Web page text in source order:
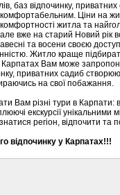
баз відпочинку,
Ціни на
житла та
вже на старий Новий рік
та восени своєю
Житло краще
Карпатах Вам може
приватних садиб
на свої побажання.
Вам різні тури в Карпати:
екскурсії
регіон, відпочити та
відпочинку у Карпатах!!!